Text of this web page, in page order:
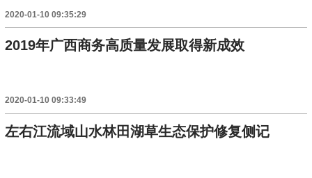
2020-01-10 09:35:29
2019年广西商务高质量发展取得新成效
2020-01-10 09:33:49
左右江流域山水林田湖草生态保护修复侧记